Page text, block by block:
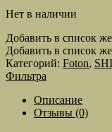
Нет в наличии
Добавить в список
Добавить в список
Категорий: Foton,
Фильтра
Описание
Отзывы (0)